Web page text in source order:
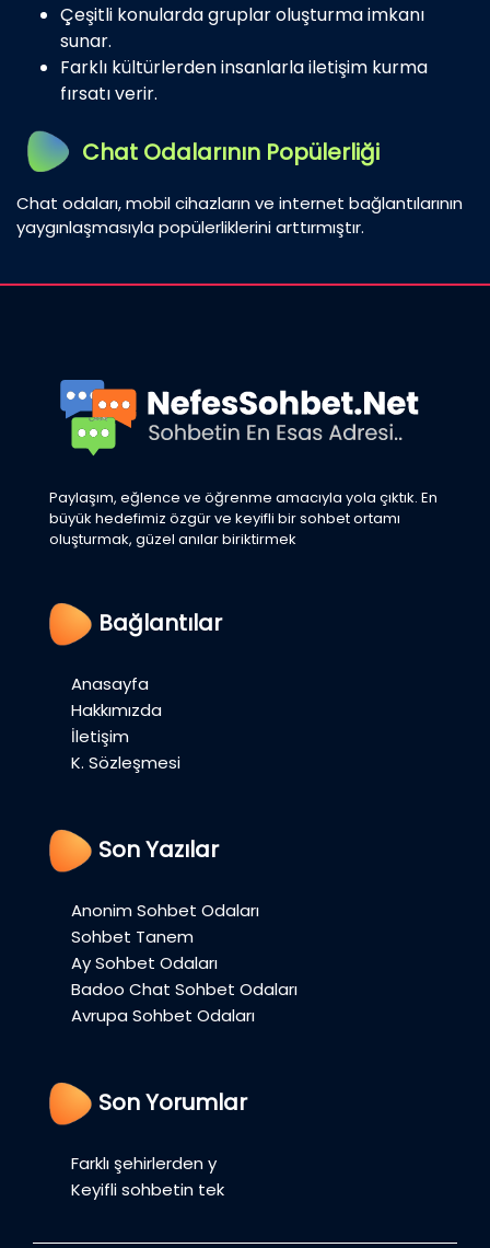
Çeşitli konularda gruplar oluşturma imkanı
sunar.
Farklı kültürlerden insanlarla iletişim kurma
fırsatı verir.
Chat Odalarının Popülerliği
Chat odaları, mobil cihazların ve internet bağlantılarının
yaygınlaşmasıyla popülerliklerini arttırmıştır.
Paylaşım, eğlence ve öğrenme amacıyla yola çıktık. En
büyük hedefimiz özgür ve keyifli bir sohbet ortamı
oluşturmak, güzel anılar biriktirmek
Bağlantılar
Anasayfa
Hakkımızda
İletişim
K. Sözleşmesi
Son Yazılar
Anonim Sohbet Odaları
Sohbet Tanem
Ay Sohbet Odaları
Badoo Chat Sohbet Odaları
Avrupa Sohbet Odaları
Son Yorumlar
Farklı şehirlerden y
Keyifli sohbetin tek